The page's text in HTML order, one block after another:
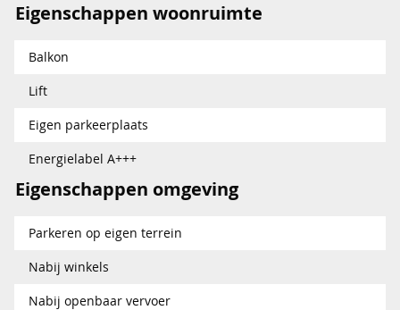
Eigenschappen woonruimte
Balkon
Lift
Eigen parkeerplaats
Energielabel A+++
Eigenschappen omgeving
Parkeren op eigen terrein
Nabij winkels
Nabij openbaar vervoer